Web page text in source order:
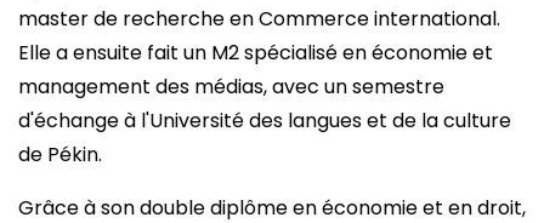
master de recherche en Commerce international.
Elle a ensuite fait un M2 spécialisé en économie et
management des médias, avec un semestre
d'échange à l'Université des langues et de la culture
de Pékin.
Grâce à son double diplôme en économie et en droit,